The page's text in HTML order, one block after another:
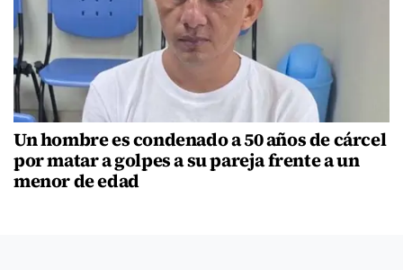
Un hombre es condenado a 50 años de cárcel
por matar a golpes a su pareja frente a un
menor de edad